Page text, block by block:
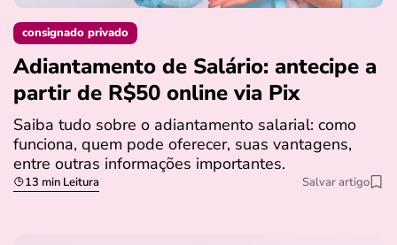
consignado privado
Adiantamento de Salário: antecipe a
partir de R$50 online via Pix
Saiba tudo sobre o adiantamento salarial: como
funciona, quem pode oferecer, suas vantagens,
entre outras informações importantes.
13 min Leitura Salvar artigo